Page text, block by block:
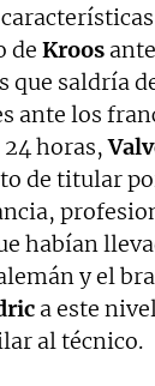
de Kroos
que saldría
ante los
24 horas,
de titular
habían
y el
a este
al técnico.